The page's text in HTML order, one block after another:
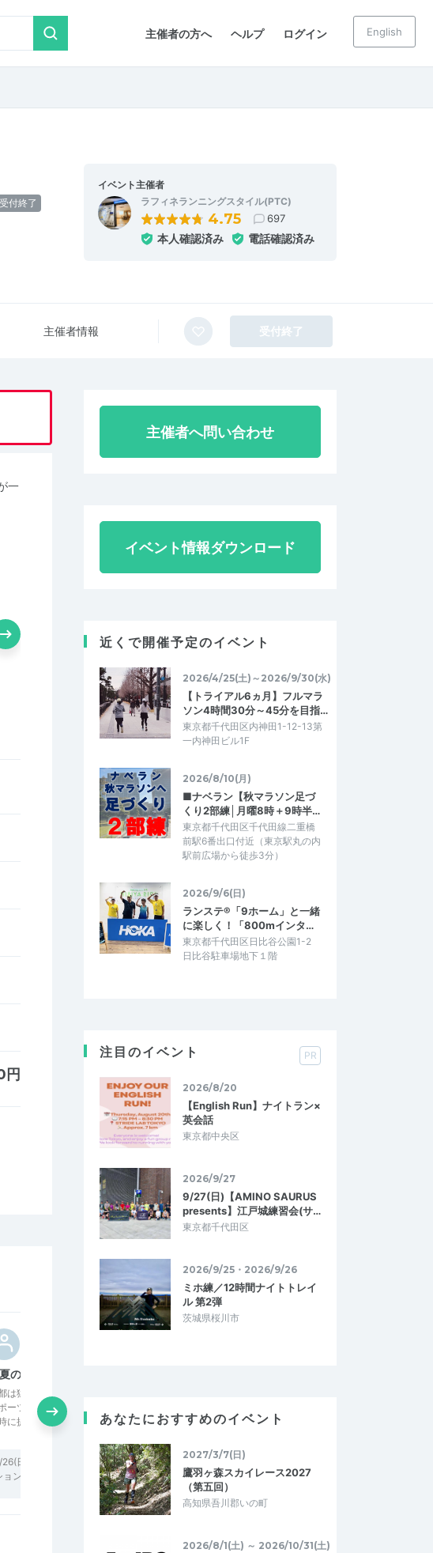
主催者の方へ ヘルプ ログイン English
受付終了
イベント主催者
ラフィネランニングスタイル(PTC)
4.75 697
本人確認済み 電話確認済み
主催者情報 受付終了
一
円
のLSD
は猛暑日でしたが、紙コップ・冷たい
ーツドリンク（おかわり可）・氷を休
に提供していただき、熱中症対策も…
26(日)7:30～☆一休×PTC☆ランセッ
ョンin京都
2026/7/26
きました。京都の名所を見ながらマラニ…
7/26(日)7:30～☆一休×PTC☆ランセッ
ションin京都
主催者へ問い合わせ
イベント情報ダウンロード
近くで開催予定のイベント
2026/4/25(土)～2026/9/30(水)
【トライアル6ヵ月】フルマラ
ソン4時間30分～45分を目指…
東京都千代田区内神田1-12-13第
一内神田ビル1F
2026/8/10(月)
■ナベラン【秋マラソン足づ
くり2部練│月曜8時＋9時半…
東京都千代田区千代田線二重橋
前駅6番出口付近（東京駅丸の内
駅前広場から徒歩3分）
2026/9/6(日)
ランステ®「9ホーム」と一緒
に楽しく！「800mインタ…
東京都千代田区日比谷公園1-2
日比谷駐車場地下１階
注目のイベント PR
2026/8/20
【English Run】ナイトラン×
英会話
東京都中央区
2026/9/27
9/27(日)【AMINO SAURUS
presents】江戸城練習会(サ…
東京都千代田区
2026/9/25・2026/9/26
ミホ練／12時間ナイトトレイ
ル 第2弾
茨城県桜川市
あなたにおすすめのイベント
2027/3/7(日)
鷹羽ヶ森スカイレース2027
（第五回）
高知県吾川郡いの町
2026/8/1(土) ～ 2026/10/31(土)